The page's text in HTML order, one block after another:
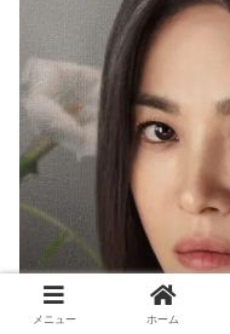
メニュー ホーム